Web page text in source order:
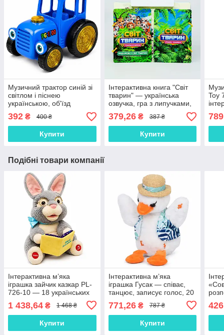
Музичний трактор синій зі
світлом і піснею
українською, об'їзд
іграшка 16 см TA1701
392 ₴ 400 ₴
Купити
Інтерактивна книга "Світ
тварин" — українська
озвучка, гра з липучками,
70456
379,26₴ 387 ₴
Купити
Toy
см
Подібні товари компанії
Інтерактивна м’яка
іграшка зайчик казкар PL-
726-10 — 18 українських
головою
1 438,64 ₴ 1 468 ₴
Купити
Інтерактивна м’яка
іграшка Гусак — співає,
танцює, записує голос, 20
українською, 23 см
771,26₴ 787 ₴
Купити